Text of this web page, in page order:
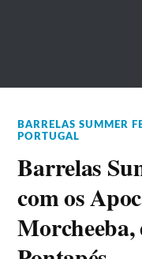
BARRELAS SUMMER
PORTUGAL
Barrelas
com os